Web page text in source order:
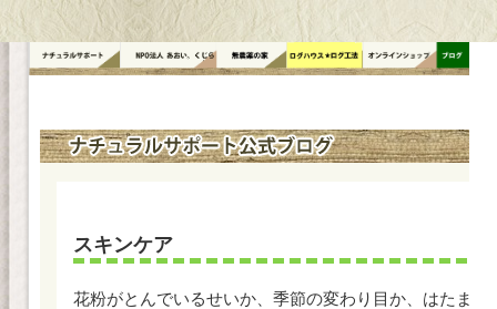
ン
スキンケア
花粉がとんでいるせいか、季節の変わり目か、はたま